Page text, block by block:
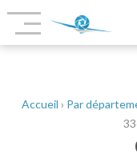
Accueil › Par